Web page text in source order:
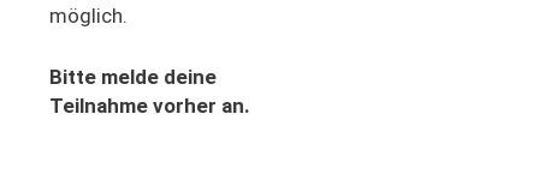
möglich.
Bitte melde deine
Teilnahme vorher an.